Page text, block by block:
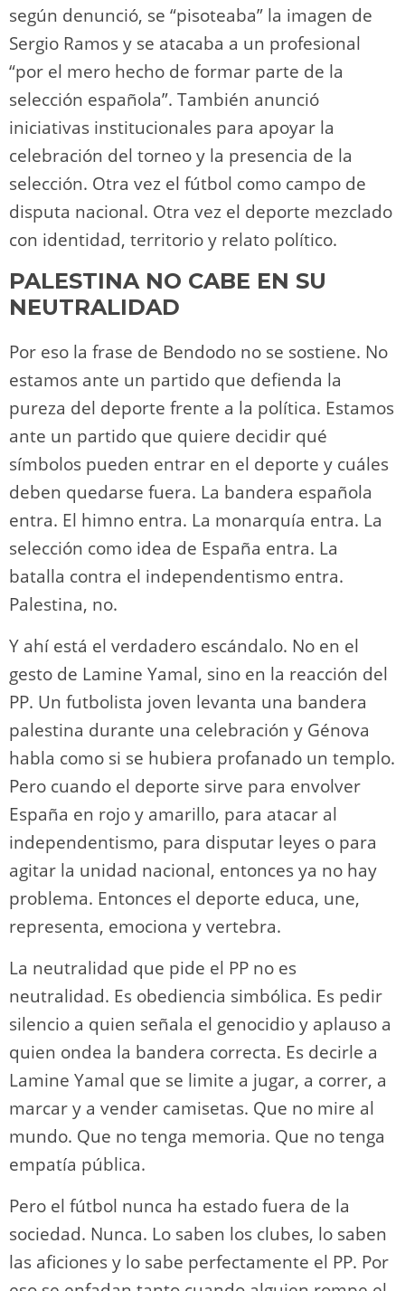
según denunció, se “pisoteaba” la imagen de
Sergio Ramos y se atacaba a un profesional
“por el mero hecho de formar parte de la
selección española”. También anunció
iniciativas institucionales para apoyar la
celebración del torneo y la presencia de la
selección. Otra vez el fútbol como campo de
disputa nacional. Otra vez el deporte mezclado
con identidad, territorio y relato político.
PALESTINA NO CABE EN SU
NEUTRALIDAD
Por eso la frase de Bendodo no se sostiene. No
estamos ante un partido que defienda la
pureza del deporte frente a la política. Estamos
ante un partido que quiere decidir qué
símbolos pueden entrar en el deporte y cuáles
deben quedarse fuera. La bandera española
entra. El himno entra. La monarquía entra. La
selección como idea de España entra. La
batalla contra el independentismo entra.
Palestina, no.
Y ahí está el verdadero escándalo. No en el
gesto de Lamine Yamal, sino en la reacción del
PP. Un futbolista joven levanta una bandera
palestina durante una celebración y Génova
habla como si se hubiera profanado un templo.
Pero cuando el deporte sirve para envolver
España en rojo y amarillo, para atacar al
independentismo, para disputar leyes o para
agitar la unidad nacional, entonces ya no hay
problema. Entonces el deporte educa, une,
representa, emociona y vertebra.
La neutralidad que pide el PP no es
neutralidad. Es obediencia simbólica. Es pedir
silencio a quien señala el genocidio y aplauso a
quien ondea la bandera correcta. Es decirle a
Lamine Yamal que se limite a jugar, a correr, a
marcar y a vender camisetas. Que no mire al
mundo. Que no tenga memoria. Que no tenga
empatía pública.
Pero el fútbol nunca ha estado fuera de la
sociedad. Nunca. Lo saben los clubes, lo saben
las aficiones y lo sabe perfectamente el PP. Por